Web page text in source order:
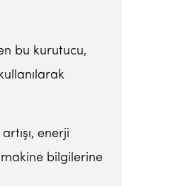
bu kurutucu,
enerji
bilgilerine